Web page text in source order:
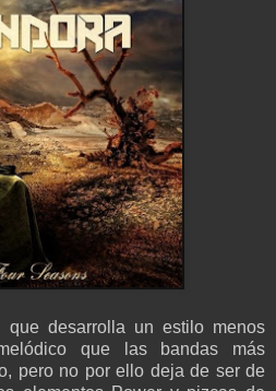
que desarrolla un estilo menos
que las bandas más
pero no por ello deja de ser de